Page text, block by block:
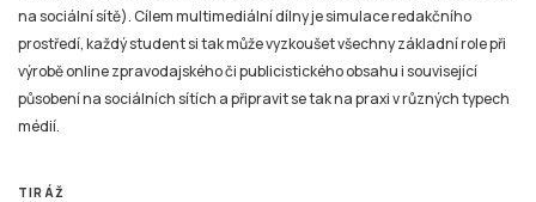
na sociální sítě). Cílem multimediální dílny je simulace redakčního
prostředí, každý student si tak může vyzkoušet všechny základní role při
výrobě online zpravodajského či publicistického obsahu i související
působení na sociálních sítích a připravit se tak na praxi v různých typech
médií.
TIRÁŽ